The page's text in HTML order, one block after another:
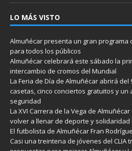
LO MÁS VISTO
Almuñécar presenta un gran programa
para todos los públicos
Almuñécar celebrará este sábado la
intercambio de cromos del Mundial
La Feria de Día de Almuñécar abrirá del
casetas, cinco conciertos gratuitos y un
seguridad
La XVI Carrera de la Vega de
volver a llenar de deporte y solidaridad
El futbolista de Almuñécar Fran
Casi una treintena de jóvenes del CLIA